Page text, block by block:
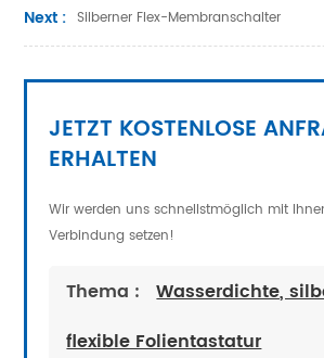
Next : Silberner Flex-Membranschalter
JETZT KOSTENLOSE
ERHALTEN
Wir werden uns schnellstmöglich mit
Verbindung setzen!
Thema :
Wasserdichte,
flexible Folientastatur